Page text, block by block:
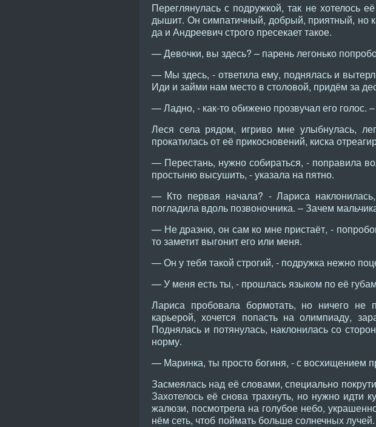
Переглянулась с подружкой, так не хотелось
дышит. Он симпатичный, добрый, приятный, но
да и Андреевич строго пресекает такое.
— Девочки, вы здесь? – парень легонько
— Мы здесь, - ответила ему, поднялась и
Иди и займи нам место в столовой, придём за
— Ладно, - как-то обижено прозвучал его голос.
Леся села рядом, игриво мне улыбнулась,
прокатилась от её прикосновений, киска
— Перестань, нужно собираться, - поправила
простыню высушить, - указала на пятно.
— Кто первая начала? - Лариса
погладила вдоль позвоночника. – Зачем
— Не дразню, он сам ко мне пристаёт, -
то заметит выгонит его или меня.
— Он у тебя такой строгий, - подружка нежно
— У меня есть ты, - прошлась языком по её
Лариса пробовала бормотать, но ничего не
карьерой, хочется попасть на олимпиаду,
Поднялась и потянулась, наклонилась со
норму.
— Маринка, ты просто богиня, - с восхищением
Засмеялась над её словами, специально
Захотелось её снова трахнуть, но нужно идти
жалюзи, посмотрела на голубое небо,
нём сеть, чтоб поймать больше солнечных